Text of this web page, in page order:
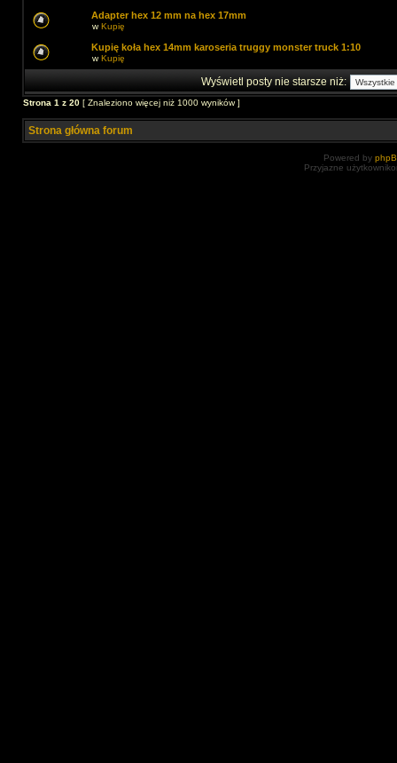
Adapter hex 12 mm na hex 17mm
wKupię
Kupię koła hex 14mm karoseria truggy monster truck 1:10
wKupię
Wyświetl posty nie starsze niż:
Strona 1 z 20 [ Znaleziono więcej niż 1000 wyników ]
Strona główna forum
Powered by
Przyjazne